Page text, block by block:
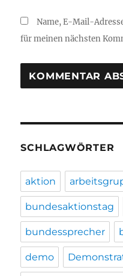
Name, E-Mail-
für meinen nächsten
SCHLAGWÖRTER
aktion
bundesaktionstag
bundessprecher
demo